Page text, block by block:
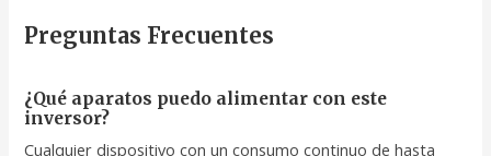
Preguntas Frecuentes
¿Qué aparatos puedo alimentar con este
inversor?
Cualquier dispositivo con un consumo continuo de hasta